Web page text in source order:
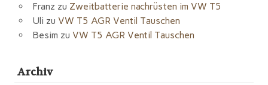
Franz zu Zweitbatterie nachrüsten im VW T5
Uli zu VW T5 AGR Ventil Tauschen
Besim zu VW T5 AGR Ventil Tauschen
Archiv